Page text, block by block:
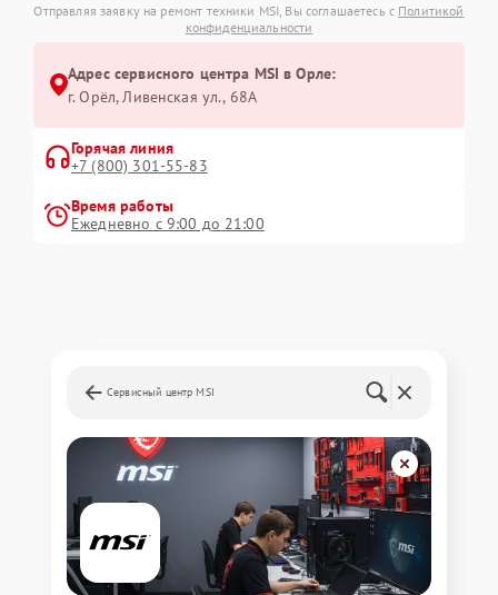
Отправляя заявку на ремонт техники MSI, Вы соглашаетесь с Политикой
конфиденциальности
Адрес сервисного центра MSI в Орле:
г. Орёл, Ливенская ул., 68А
Горячая линия
+7 (800) 301-55-83
Время работы
Ежедневно с 9:00 до 21:00
Сервисный центр MSI